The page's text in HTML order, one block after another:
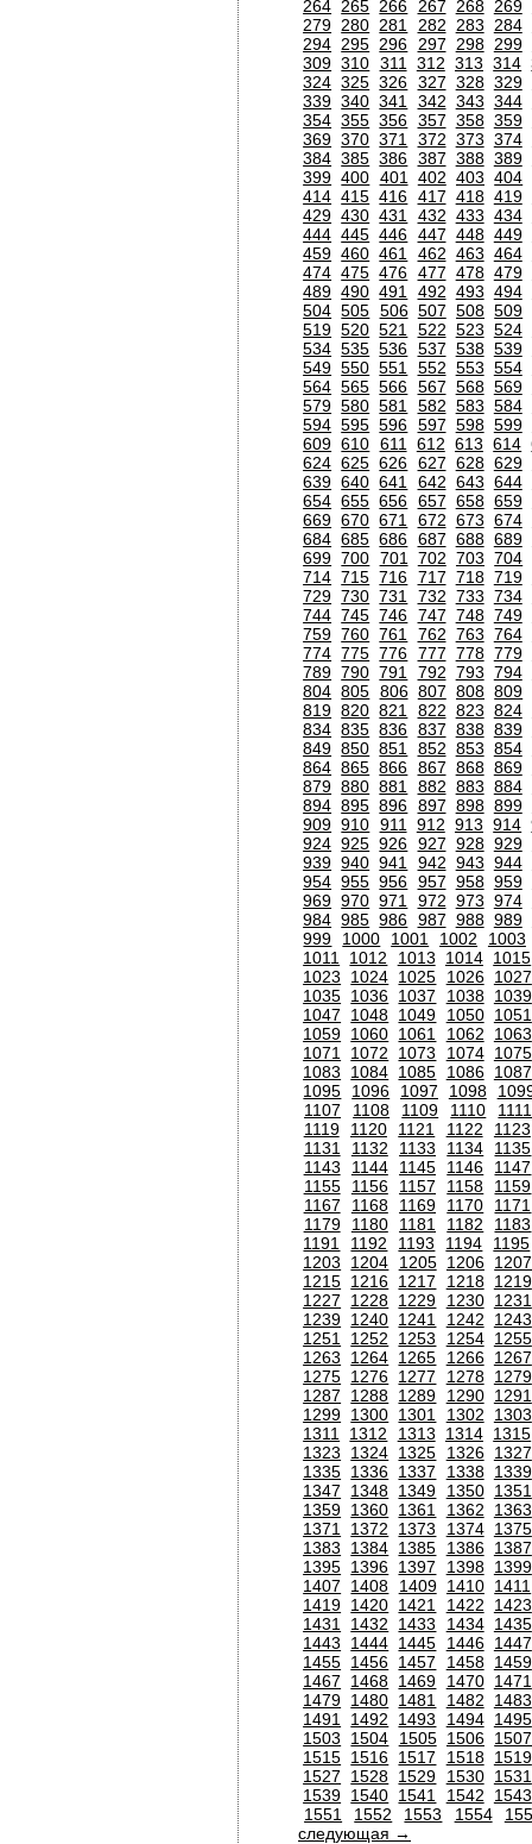
264 265 266 267 268 269
279 280 281 282 283 284
294 295 296 297 298 299
309 310 311 312 313 314
324 325 326 327 328 329
339 340 341 342 343 344
354 355 356 357 358 359
369 370 371 372 373 374
384 385 386 387 388 389
399 400 401 402 403 404
414 415 416 417 418 419
429 430 431 432 433 434
444 445 446 447 448 449
459 460 461 462 463 464
474 475 476 477 478 479
489 490 491 492 493 494
504 505 506 507 508 509
519 520 521 522 523 524
534 535 536 537 538 539
549 550 551 552 553 554
564 565 566 567 568 569
579 580 581 582 583 584
594 595 596 597 598 599
609 610 611 612 613 614
624 625 626 627 628 629
639 640 641 642 643 644
654 655 656 657 658 659
669 670 671 672 673 674
684 685 686 687 688 689
699 700 701 702 703 704
714 715 716 717 718 719
729 730 731 732 733 734
744 745 746 747 748 749
759 760 761 762 763 764
774 775 776 777 778 779
789 790 791 792 793 794
804 805 806 807 808 809
819 820 821 822 823 824
834 835 836 837 838 839
849 850 851 852 853 854
864 865 866 867 868 869
879 880 881 882 883 884
894 895 896 897 898 899
909 910 911 912 913 914
924 925 926 927 928 929
939 940 941 942 943 944
954 955 956 957 958 959
969 970 971 972 973 974
984 985 986 987 988 989
999
1000 1001 1002
1003
1011
1012 1013 1014 1015
1023
1024 1025 1026 1027
1035 1036 1037 1038 1039
1047
1048 1049 1050 1051
1059 1060 1061 1062
1063
1071
1072 1073 1074 1075
1083
1084 1085 1086 1087
1095
1096 1097 1098
1107
1108 1109 1110
1111
1119
1120 1121 1122
1123
1131
1132 1133 1134
1135
1143
1144 1145 1146
1147
1155
1156 1157 1158
1159
1167
1168 1169 1170
1171
1179
1180 1181 1182
1183
1191
1192 1193 1194
1195
1203
1204 1205 1206 1207
1215 1216 1217 1218 1219
1227
1228 1229 1230 1231
1239 1240 1241 1242
1243
1251
1252 1253 1254 1255
1263
1264 1265 1266 1267
1275 1276 1277 1278 1279
1287
1288 1289 1290 1291
1299 1300 1301 1302
1303
1311
1312 1313 1314 1315
1323
1324 1325 1326 1327
1335 1336 1337 1338 1339
1347
1348 1349 1350 1351
1359 1360 1361 1362
1363
1371
1372 1373 1374 1375
1383
1384 1385 1386 1387
1395 1396 1397 1398 1399
1407
1408 1409 1410 1411
1419 1420 1421 1422
1423
1431
1432 1433 1434 1435
1443
1444 1445 1446 1447
1455 1456 1457 1458 1459
1467
1468 1469 1470 1471
1479 1480 1481 1482
1483
1491
1492 1493 1494 1495
1503
1504 1505 1506 1507
1515 1516 1517 1518 1519
1527
1528 1529 1530 1531
1539 1540 1541 1542
1543
1551
1552 1553 1554
следующая →